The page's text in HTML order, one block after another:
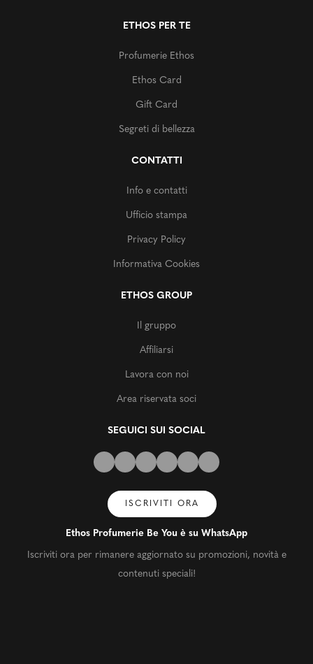
ETHOS PER TE
Profumerie Ethos
Ethos Card
Gift Card
Segreti di bellezza
CONTATTI
Info e contatti
Ufficio stampa
Privacy Policy
Informativa Cookies
ETHOS GROUP
Il gruppo
Affiliarsi
Lavora con noi
Area riservata soci
SEGUICI SUI SOCIAL
ISCRIVITI ORA
Ethos Profumerie Be You è su WhatsApp
Iscriviti ora per rimanere aggiornato su promozioni, novità e
contenuti speciali!